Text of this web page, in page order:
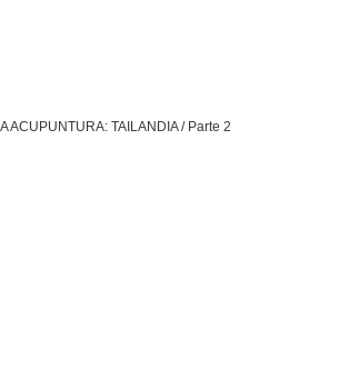
ACUPUNTURA: TAILANDIA / Parte 2